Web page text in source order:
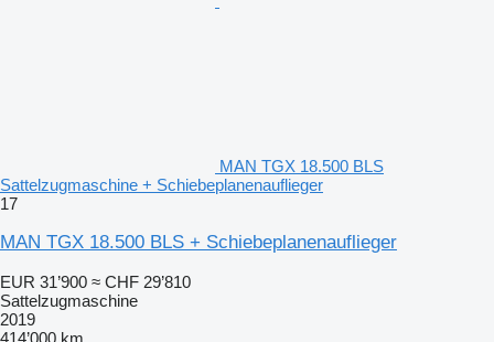
MAN TGX 18.500 BLS
Sattelzugmaschine + Schiebeplanenauflieger
17
MAN TGX 18.500 BLS + Schiebeplanenauflieger
EUR 31’900 ≈ CHF 29’810
Sattelzugmaschine
2019
414’000 km